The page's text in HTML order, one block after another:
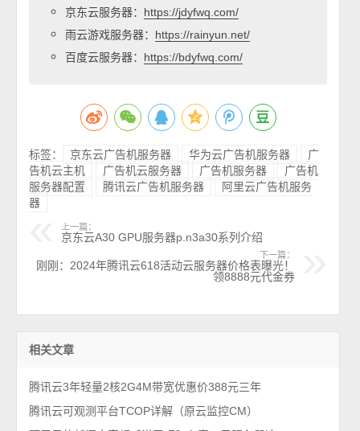
京东云服务器： https://jdyfwq.com/
雨云游戏服务器： https://rainyun.net/
百度云服务器： https://bdyfwq.com/
标签： 京东云广告机服务器 华为云广告机服务器
广
告机云主机
广告机云服务器 广告机服务器
广告机
服务器配置
腾讯云广告机服务器
阿里云广告机服务
器
上一篇：
京东云A30 GPU服务器p.n3a30系列介绍
下一篇：
刚刚：2024年腾讯云618活动云服务器价格表曝光！
领8888元代金券
相关文章
腾讯云3年轻量2核2G4M带宽优惠价388元三年
腾讯云可观测平台TCOP详解（原云监控CM）